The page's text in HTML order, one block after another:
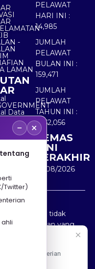
-
LAMAN
Data
Awam
PELAWAT
HARI INI :
14,985
JUMLAH
PELAWAT
BULAN INI :
159,471
JUMLAH
PELAWAT
TAHUN INI :
5,562,056
KEMAS
KINI
TERAKHIR
10/08/2026
adalah tidak
atau kerugian yang
mana maklumat
− ×
Twitter)
Rasmi Kementerian